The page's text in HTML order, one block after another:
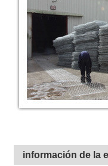
información de la